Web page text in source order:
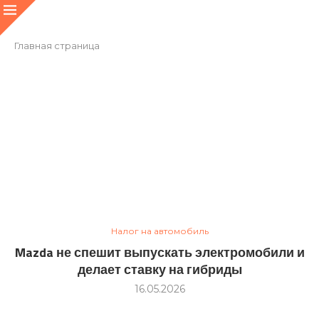
Главная страница
Налог на автомобиль
Mazda не спешит выпускать электромобили и
делает ставку на гибриды
16.05.2026